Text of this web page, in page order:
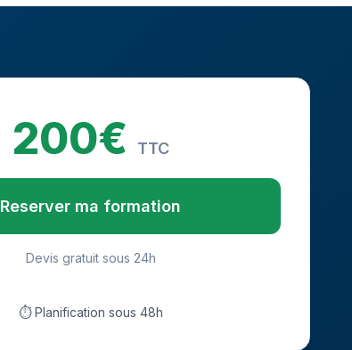
200€ TTC
Reserver ma formation
Devis gratuit sous 24h
⏱ Planification sous 48h